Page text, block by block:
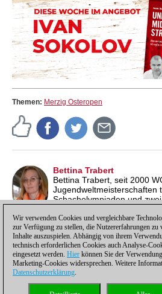
Themen: Merzig Osteropen
Bettina Trabert
Bettina Trabert, seit 2000
Jugendweltmeisterschaften
Schacholympiaden und zwei
Für die ChessBase Nachrichtenseite
von Turnierberichten verfasst.
Wir verwenden Cookies und vergleichbare
zur Verfügung zu stellen, die Nutzererfahrungen zu
Inhalte auszuspielen. Abhängig von ihrem
technisch erforderlichen Cookies auch Analyse-
eingesetzt werden. Hier können Sie der
Marketing-Cookies widersprechen. Weitere
Datenschutzerklärung.